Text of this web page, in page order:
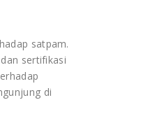
satpam.
sertifikasi
di